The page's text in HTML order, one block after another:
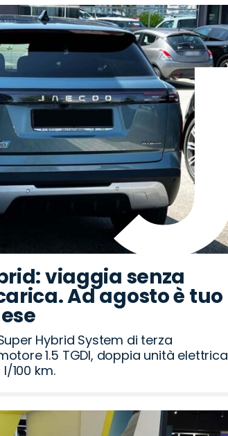
viaggia senza
Ad agosto è tuo
Hybrid System di terza
1.5 TGDI, doppia unità elettrica
100 km.